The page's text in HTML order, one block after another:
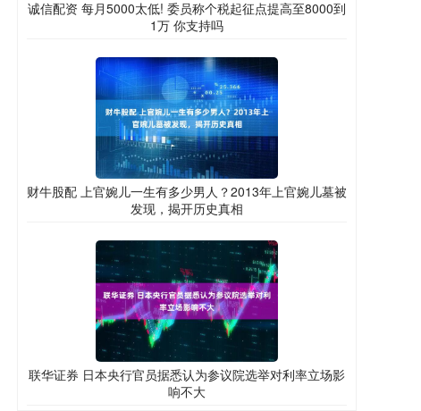
诚信配资 每月5000太低! 委员称个税起征点提高至8000到
1万 你支持吗
财牛股配 上官婉儿一生有多少男人？2013年上官婉儿墓被
发现，揭开历史真相
联华证券 日本央行官员据悉认为参议院选举对利率立场影
响不大